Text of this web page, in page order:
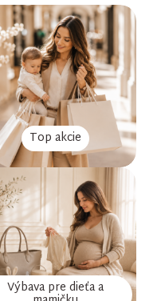
Top akcie
Výbava pre dieťa a